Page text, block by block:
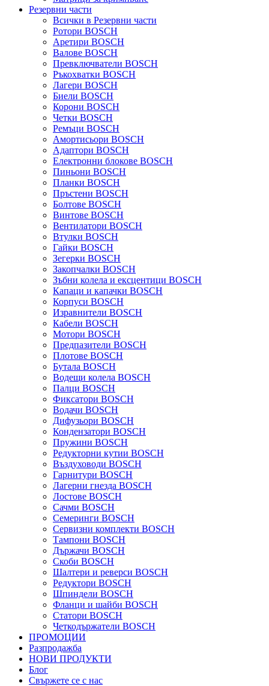
Резервни части
Всички в Резервни части
Ротори BOSCH
Аретири BOSCH
Валове BOSCH
Превключватели BOSCH
Ръкохватки BOSCH
Лагери BOSCH
Биели BOSCH
Корони BOSCH
Четки BOSCH
Ремъци BOSCH
Амортисьори BOSCH
Адаптори BOSCH
Електронни блокове BOSCH
Пиньони BOSCH
Планки BOSCH
Пръстени BOSCH
Болтове BOSCH
Винтове BOSCH
Вентилатори BOSCH
Втулки BOSCH
Гайки BOSCH
Зегерки BOSCH
Закопчалки BOSCH
Зъбни колела и ексцентици BOSCH
Капаци и капачки BOSCH
Корпуси BOSCH
Изравнители BOSCH
Кабели BOSCH
Мотори BOSCH
Предпазители BOSCH
Плотове BOSCH
Бутала BOSCH
Водещи колела BOSCH
Палци BOSCH
Фиксатори BOSCH
Водачи BOSCH
Дифузьори BOSCH
Кондензатори BOSCH
Пружини BOSCH
Редукторни кутии BOSCH
Въздуховоди BOSCH
Гарнитури BOSCH
Лагерни гнезда BOSCH
Лостове BOSCH
Сачми BOSCH
Семеринги BOSCH
Сервизни комплекти BOSCH
Тампони BOSCH
Държачи BOSCH
Скоби BOSCH
Шалтери и реверси BOSCH
Редуктори BOSCH
Шпиндели BOSCH
Фланци и шайби BOSCH
Статори BOSCH
Четкодържатели BOSCH
ПРОМОЦИИ
Разпродажба
НОВИ ПРОДУКТИ
Блог
Свържете се с нас